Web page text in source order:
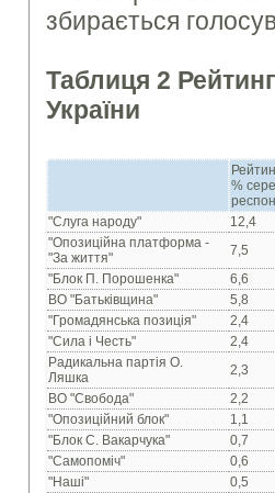
збирається
Таблиця 2
України
%
"Слуга народу"
12,4
"Опозиційна платформа -
"За життя"
7,5
"Блок П. Порошенка"
6,6
ВО "Батьківщина"
5,8
"Громадянська позиція"
2,4
"Сила і Честь"
2,4
Радикальна партія О.
Ляшка
2,3
ВО "Свобода"
2,2
"Опозиційний блок"
1,1
"Блок С. Вакарчука"
0,7
"Самопоміч"
0,6
"Наші"
0,5